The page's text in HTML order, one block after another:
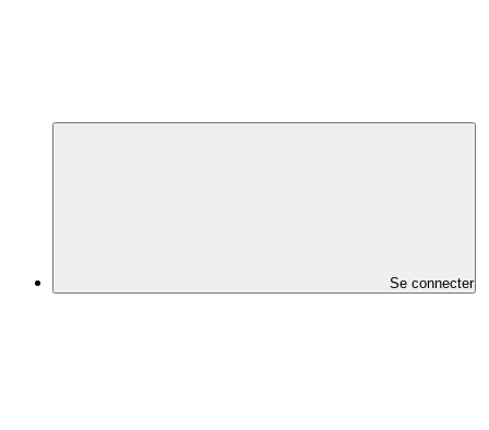
Se connecter